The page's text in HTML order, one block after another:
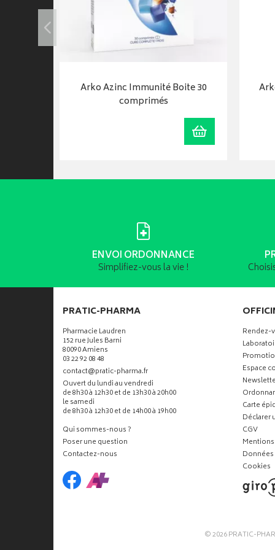
Arko Azinc Immunité Boite 30
comprimés
Ajouter au
ENVOI ORDONNANCE
Simplifiez-vous la vie !
PRATIC-PHARMA
Pharmacie Laudren
152 rue Jules Barni
80090 Amiens
03 22 92 08 48
contact-
@-
pratic-pharma.fr
Ouvert du lundi au vendredi
de 8h30 à 12h30 et de 13h30 à 20h00
le samedi
de 8h30 à 12h30 et de 14h00 à 19h00
Qui sommes-nous ?
Poser une question
Contactez-nous
Rendez-
Espace
Carte
Déclarer
CGV
Cookies
© 2026PRATIC-